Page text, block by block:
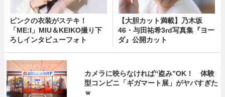
ピンクの衣装がステキ！
「ME:I」MIU＆KEIKO撮り下
ろしインタビューフォト
【大胆カット満載】乃木坂
46・与田祐希3rd写真集『ヨー
ダ』公開カット
カメラに映らなければ“盗み”OK！ 体験
型コンビニ「ギガマート展」がヤバすぎた
ｗ